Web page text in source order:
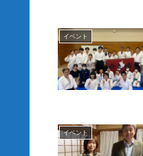
イベント
イベント